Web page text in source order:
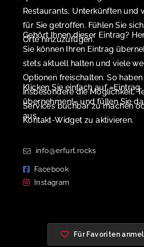
Restaurants, Unterkünften und
für Sie getroffen. Fühlen Sie
Orte hinzuzufügen.
Gehört Ihnen dieser Eintrag?
Sie können Ihren Eintrag
stets aktuell halten und viele
Optionen freischalten. So haben
insbesondere die Möglichkeit,
Services buchbar zu machen
Kontakt-Widget zu aktivieren.
Klicken Sie einfach auf »Eintrag
übernehmen!« und füllen Sie
aus.
info@erfurt.rocks
Facebook
Instagram
Für Favoriten